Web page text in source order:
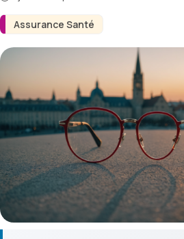
Assurance Santé